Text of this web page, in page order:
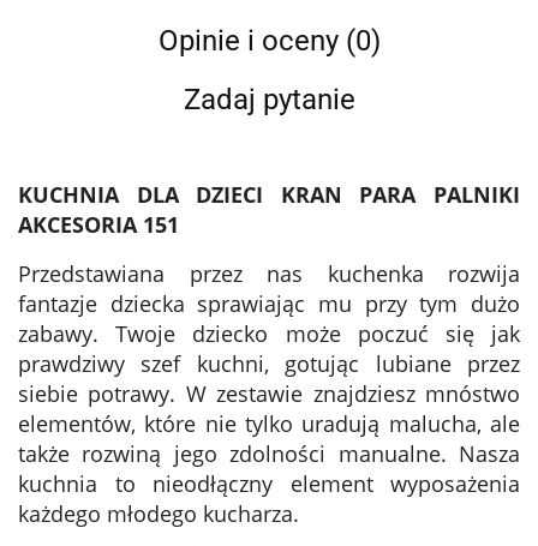
Opinie i oceny (0)
Zadaj pytanie
KUCHNIA DLA DZIECI KRAN PARA PALNIKI
AKCESORIA 151
Przedstawiana przez nas kuchenka rozwija
fantazje dziecka sprawiając mu przy tym dużo
zabawy. Twoje dziecko może poczuć się jak
prawdziwy szef kuchni, gotując lubiane przez
siebie potrawy. W zestawie znajdziesz mnóstwo
elementów, które nie tylko uradują malucha, ale
także rozwiną jego zdolności manualne. Nasza
kuchnia to nieodłączny element wyposażenia
każdego młodego kucharza.